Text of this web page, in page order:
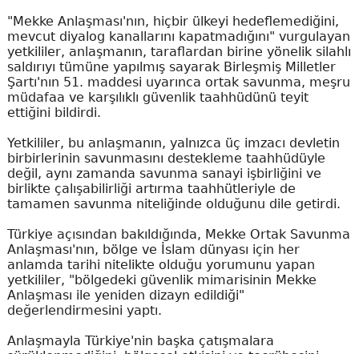
"Mekke Anlaşması'nın, hiçbir ülkeyi hedeflemediğini,
mevcut diyalog kanallarını kapatmadığını" vurgulayan
yetkililer, anlaşmanın, taraflardan birine yönelik silahlı
saldırıyı tümüne yapılmış sayarak Birleşmiş Milletler
Şartı'nın 51. maddesi uyarınca ortak savunma, meşru
müdafaa ve karşılıklı güvenlik taahhüdünü teyit
ettiğini bildirdi.
Yetkililer, bu anlaşmanın, yalnızca üç imzacı devletin
birbirlerinin savunmasını destekleme taahhüdüyle
değil, aynı zamanda savunma sanayi işbirliğini ve
birlikte çalışabilirliği artırma taahhütleriyle de
tamamen savunma niteliğinde olduğunu dile getirdi.
Türkiye açısından bakıldığında, Mekke Ortak Savunma
Anlaşması'nın, bölge ve İslam dünyası için her
anlamda tarihi nitelikte olduğu yorumunu yapan
yetkililer, "bölgedeki güvenlik mimarisinin Mekke
Anlaşması ile yeniden dizayn edildiği"
değerlendirmesini yaptı.
Anlaşmayla Türkiye'nin başka çatışmalara